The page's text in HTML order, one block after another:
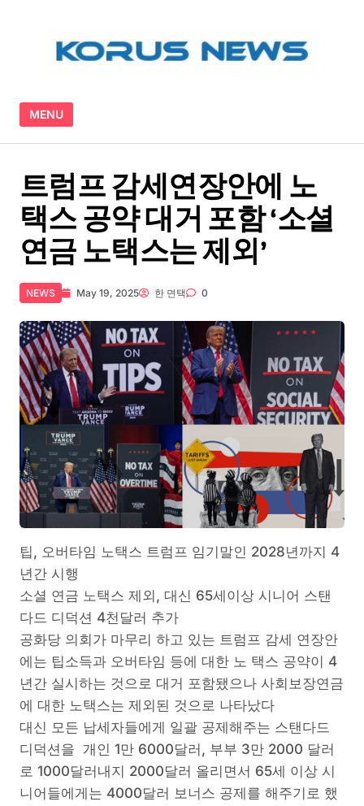
MENU
트럼프 감세연장안에 노
택스 공약 대거 포함 ‘소셜
연금 노택스는 제외’
NEWS May 19, 2025 한 면택 0
팁, 오버타임 노택스 트럼프 임기말인 2028년까지 4
년간 시행
소셜 연금 노택스 제외, 대신 65세이상 시니어 스탠
다드 디덕션 4천달러 추가
공화당 의회가 마무리 하고 있는 트럼프 감세 연장안
에는 팁소득과 오버타임 등에 대한 노 택스 공약이 4
년간 실시하는 것으로 대거 포함됐으나 사회보장연금
에 대한 노택스는 제외된 것으로 나타났다
대신 모든 납세자들에게 일괄 공제해주는 스탠다드
디덕션을 개인 1만 6000달러, 부부 3만 2000 달러
로 1000달러내지 2000달러 올리면서 65세 이상 시
니어들에게는 4000달러 보너스 공제를 해주기로 했